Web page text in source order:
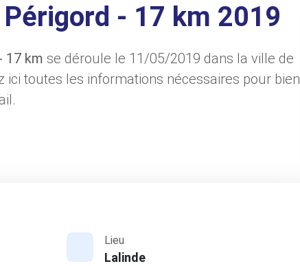
- 17 km 2019
17 km se déroule le 11/05/2019 dans la ville de
ici toutes les informations nécessaires pour bien
Lieu
Lalinde